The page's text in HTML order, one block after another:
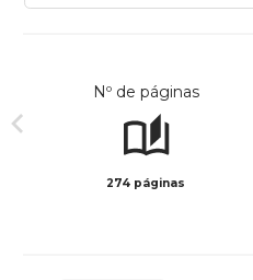
Nº de páginas
274 páginas